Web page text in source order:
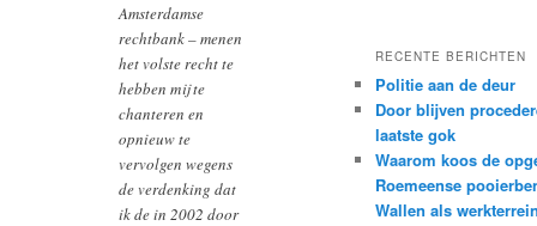
Amsterdamse
rechtbank – menen
het volste recht te
hebben mij te
chanteren en
opnieuw te
vervolgen wegens
de verdenking dat
ik de in 2002 door
RECENTE BERICHTEN
Politie aan de deur
Door blijven
laatste gok
Waarom koos de
Roemeense
Wallen als